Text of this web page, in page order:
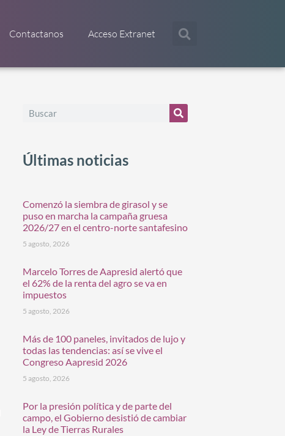
Contactanos Acceso Extranet
Últimas noticias
Comenzó la siembra de girasol y se
puso en marcha la campaña gruesa
2026/27 en el centro-norte santafesino
5 agosto, 2026
Marcelo Torres de Aapresid alertó que
el 62% de la renta del agro se va en
impuestos
5 agosto, 2026
Más de 100 paneles, invitados de lujo y
todas las tendencias: así se vive el
Congreso Aapresid 2026
5 agosto, 2026
Por la presión política y de parte del
campo, el Gobierno desistió de cambiar
la Ley de Tierras Rurales